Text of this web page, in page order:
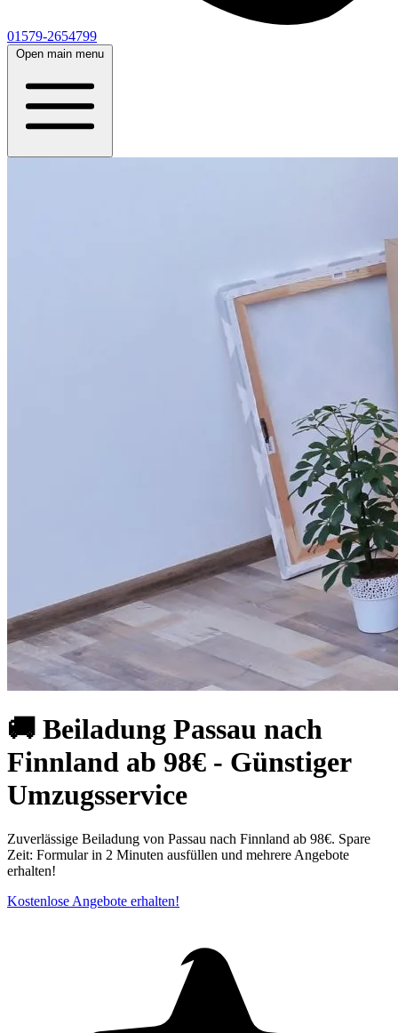
01579-2654799
Open main menu
🚚 Beiladung Passau nach
Finnland ab 98€ - Günstiger
Umzugsservice
Zuverlässige Beiladung von Passau nach Finnland ab 98€. Spare
Zeit: Formular in 2 Minuten ausfüllen und mehrere Angebote
erhalten!
Kostenlose Angebote erhalten!